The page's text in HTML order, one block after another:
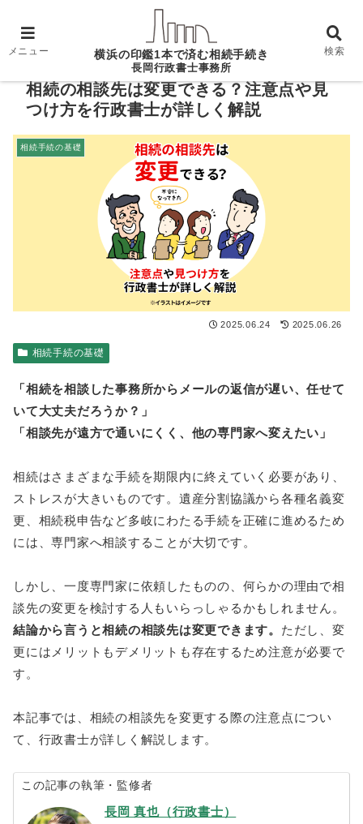
ホーム 相続手続の基礎
相続の相談先は変更でき
る？注意点や見つけ方を行政書士が詳しく解説
相続の相談先は変更できる？注意点や見
つけ方を行政書士が詳しく解説
相続手続の基礎
2025.06.24 2025.06.26
相続手続の基礎
「相続を相談した事務所からメールの返信が遅い、任せて
いて大丈夫だろうか？」
「相談先が遠方で通いにくく、他の専門家へ変えたい」
相続はさまざまな手続を期限内に終えていく必要があり、
ストレスが大きいものです。遺産分割協議から各種名義変
更、相続税申告など多岐にわたる手続を正確に進めるため
には、専門家へ相談することが大切です。
しかし、一度専門家に依頼したものの、何らかの理由で相
談先の変更を検討する人もいらっしゃるかもしれません。
結論から言うと相続の相談先は変更できます。 ただし、変
更にはメリットもデメリットも存在するため注意が必要で
す。
本記事では、相続の相談先を変更する際の注意点につい
て、行政書士が詳しく解説します。
この記事の執筆・監修者
長岡 真也（行政書士）
メニュー 横浜の印鑑1本で済む相続手続き
長岡行政書士事務所
検索